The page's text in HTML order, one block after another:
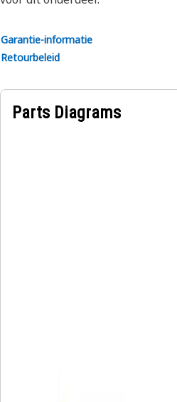
Garantie-informatie
Retourbeleid
Parts Diagrams